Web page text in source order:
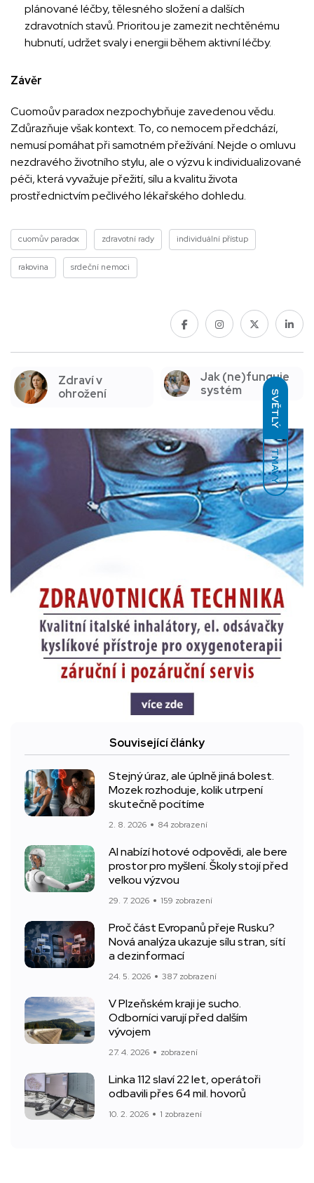
SVĚTLÝ
TMAVÝ
plánované léčby, tělesného složení a dalších
zdravotních stavů. Prioritou je zamezit nechtěnému
hubnutí, udržet svaly i energii během aktivní léčby.
Závěr
Cuomoův paradox nezpochybňuje zavedenou vědu.
Zdůrazňuje však kontext. To, co nemocem předchází,
nemusí pomáhat při samotném přežívání. Nejde o omluvu
nezdravého životního stylu, ale o výzvu k individualizované
péči, která vyvažuje přežití, sílu a kvalitu života
prostřednictvím pečlivého lékařského dohledu.
cuomův paradox zdravotní rady individuální přístup
rakovina srdeční nemoci
Zdraví v
ohrožení
Jak (ne)funguje
systém
Související články
Stejný úraz, ale úplně jiná bolest.
Mozek rozhoduje, kolik utrpení
skutečně pocítíme
2. 8. 2026 84 zobrazení
AI nabízí hotové odpovědi, ale bere
prostor pro myšlení. Školy stojí před
velkou výzvou
29. 7. 2026 159 zobrazení
Proč část Evropanů přeje Rusku?
Nová analýza ukazuje sílu stran, sítí
a dezinformací
24. 5. 2026 387 zobrazení
V Plzeňském kraji je sucho.
Odborníci varují před dalším
vývojem
27. 4. 2026 zobrazení
Linka 112 slaví 22 let, operátoři
odbavili přes 64 mil. hovorů
10. 2. 2026 1 zobrazení